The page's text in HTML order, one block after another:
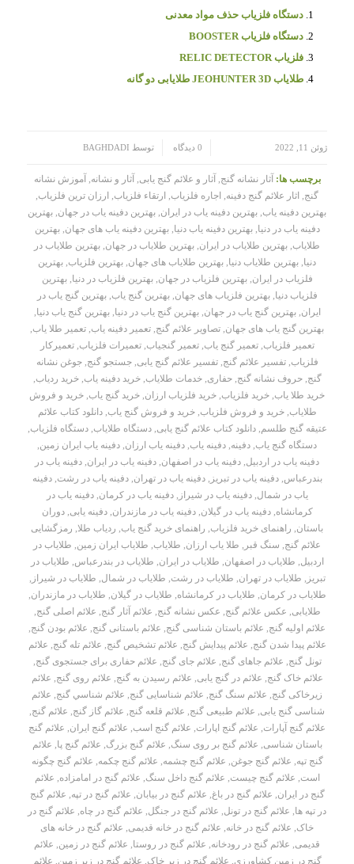
دستگاه فلزیاب حذف مواد معدنی
دستگاه فلزیاب BOOSTER
فلزیاب RELIC DETECTOR
طلایاب JEOHUNTER 3D طلایابی دو گانه
ژوئن 11, 2022 0 دیدگاه توسط BAGHDADI
برچسب ها: آثار نشانه گنج, آثار و علائم گنج یابی, آثار و نشانه, آموزش نشانه
گنج, اثار علائم گنج دفینه, اجاره فلزیاب, ارتقاء فلزیاب, ارزان ترین فلزیاب,
بهترین دفینه یاب, بهترین دفینه یاب در ایران, بهترین دفینه یاب در جهان, بهترین
دفینه یاب در دنیا,بهترین دفینه یاب دنیا,بهترین دفینه یاب های جهان,بهترین
طلایاب, بهترین طلایاب در ایران, بهترین طلایاب در جهان, بهترین طلایاب در
دنیا, بهترین طلایاب دنیا, بهترین طلایاب های جهان, بهترین فلزیاب, بهترین
فلزیاب در ایران,بهترین فلزیاب در جهان,بهترین فلزیاب در دنیا,بهترین
فلزیاب دنیا,بهترین فلزیاب های جهان,بهترین گنج یاب,بهترین گنج یاب در
ایران,بهترین گنج یاب در جهان,بهترین گنج یاب در دنیا,بهترین گنج یاب دنیا,
بهترین گنج یاب های جهان, تصاویر علائم گنج, تعمیر دفینه یاب, تعمیر طلا یاب,
تعمیر فلزیاب,تعمیر گنج یاب,تعمیر گنجیاب,تعمیرات فلزیاب,تعمیرکار
فلزیاب,تفسیر علائم گنج,تفسیر علائم گنج یابی,جستجو گنج,جوغن نشانه
گنج,حروف نشانه گنج,حفاری,خدمات طلایاب,خرید دفینه یاب,خرید ردیاب,
خرید طلا یاب, خرید فلزیاب, خرید فلزیاب ارزان, خرید گنج یاب, خرید و فروش
طلایاب,خرید و فروش فلزیاب,خرید و فروش گنج یاب,دانلود کتاب علائم
عتیقه گنج طلسم,دانلود کتاب علائم گنج یابی,دستگاه طلایاب,دستگاه فلزیاب,
دستگاه گنج یاب, دفینه, دفینه یاب, دفینه یاب ارزان, دفینه یاب ایران زمین,
دفینه یاب در اردبیل, دفینه یاب در اصفهان, دفینه یاب در ایران, دفینه یاب در
بندرعباس,دفینه یاب در تبریز ,دفینه یاب در تهران,دفینه یاب در رشت,دفینه
یاب در شمال,دفینه یاب در شیراز ,دفینه یاب در کرمان,دفینه یاب در
کرمانشاه,دفینه یاب در گیلان,دفینه یاب در مازندران,دفینه یابی,دوران
باستان, راهنمای خرید فلزیاب, راهنمای خرید گنج یاب, ردیاب طلا, رمزگشایی
علائم گنج, سنگ قبر , طلا یاب ارزان, طلایاب, طلایاب ایران زمین, طلایاب در
اردبیل, طلایاب در اصفهان, طلایاب در ایران, طلایاب در بندرعباس, طلایاب در
تبریز , طلایاب در تهران, طلایاب در رشت, طلایاب در شمال, طلایاب در شیراز ,
طلایاب در کرمان, طلایاب در کرمانشاه, طلایاب در گیلان, طلایاب در مازندران,
طلایابی, عکس علائم گنج, عکس نشانه گنج, علائم آثار گنج, علائم اصلی گنج,
علائم اولیه گنج, علائم باستان شناسی گنج, علائم باستانی گنج, علائم بودن گنج,
علائم پیدا شدن گنج, علائم پیدایش گنج, علائم تشخیص گنج, علائم تله گنج, علائم
تونل گنج, علائم جاهای گنج, علائم جای گنج, علائم حفاری برای جستجوی گنج,
علائم خاک گنج, علائم در گنج یابی, علائم رسیدن به گنج, علائم روی گنج, علائم
زیرخاکی گنج, علائم سنگ گنج, علائم شناسایی گنج, علائم شناسي گنج, علائم
شناسی گنج یابی, علائم طبیعی گنج, علائم قلعه گنج, علائم گاز گنج, علائم گنج,
علائم گنج آپارات, علائم گنج اپارات, علائم گنج اسب, علائم گنج ایران, علائم گنج
باستان شناسی, علائم گنج بر روی سنگ, علائم گنج بزرگ, علائم گنج پا, علائم
گنج تپه, علائم گنج جوغن, علائم گنج چشمه, علائم گنج چکمه, علائم گنج چگونه
است, علائم گنج چیست, علائم گنج داخل سنگ, علائم گنج در امامزاده, علائم
گنج در ایران, علائم گنج در باغ, علائم گنج در بیابان, علائم گنج در تپه, علائم گنج
در تپه ها, علائم گنج در تونل, علائم گنج در جنگل, علائم گنج در چاه, علائم گنج در
خاک, علائم گنج در خانه, علائم گنج در خانه قدیمی, علائم گنج در خانه های
قدیمی, علائم گنج در رودخانه, علائم گنج در روستا, علائم گنج در زمین, علائم
گنج در زمین کشاورزی, علائم گنج در زیر خاک, علائم گنج در زیر زمین, علائم